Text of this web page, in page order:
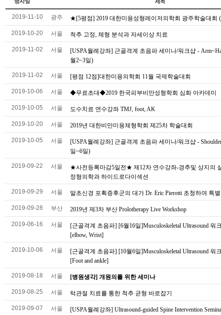
2019-11-10 광주 ★[5평점] 2019 대한미용성형레이저의학회 광주학술대회
2019-10-20 서울 척추 고정, 체형 분석과 자세이상 치료
2019-11-02 서울
[USPA월례강좌] 근골격계 초음파 세미나/워크샵 -
월2~3일)
2019-11-02 서울 [평점 12점]대한미용의학회 11월 국제학술대회
2019-10-06 서울 ◆무료초대◆2019 한국피부비만성형학회 심화 아카데미
2019-10-05 서울 도수치료 연수강좌 TMJ, foot, AK
2019-10-20 서울 2019년 대한비만미용체형학회 제25차 학술대회
2019-10-05 서울
[USPA월례강좌] 근골격계 초음파 세미나/워크샵 -
일~6일)
2019-09-22 서울
★사전등록마감5일전★ 제12차 연수강좌-경추및 상지의
정형의학과 하이드로다이섹션
2019-09-29 서울 말초신경 포획증후군의 대가 Dr. Eric Pierotti 초청하여 특
2019-09-28 부산 2019년 제3차 부산 Prolotherapy Live Workshop
2019-06-16 서울
[근골격계 초음파] [6월16일]Musculoskeletal Ultrasound 워
[elbow, Wrist]
2019-10-06 서울
[근골격계 초음파] [10월6일]Musculoskeletal Ultrasound 워
[Foot and ankle]
2019-08-18 서울 [병원생각] 개원의를 위한 세미나
2019-08-25 서울 턱관절 치료를 통한 척추 균형 바로잡기
2019-09-07 서울
[USPA월례강좌] Ultrasound-guided Spine Intervention